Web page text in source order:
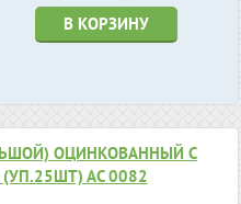
В КОРЗИНУ
ОЦИНКОВАННЫЙ С
АС 0082